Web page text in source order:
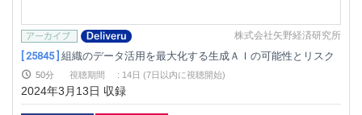
株式会社矢野経済研究所
[ 25845 ] 組織のデータ活用を最大化する生成ＡＩの可能性とリスク
50分 視聴期間 : 14日 (7日以内に視聴開始)
2024年3月13日 収録